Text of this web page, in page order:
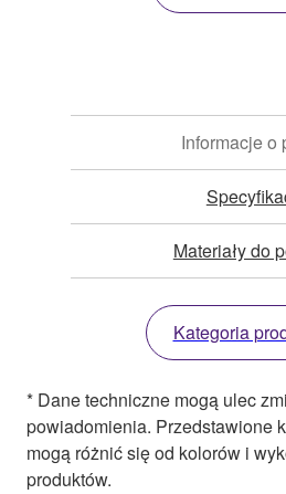
Informacje o
Materiały do
Kategoria
* Dane techniczne mogą ulec
powiadomienia. Przedstawione
mogą różnić się od kolorów i
produktów.